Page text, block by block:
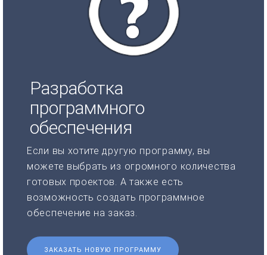
Разработка
программного
обеспечения
Если вы хотите другую программу, вы
можете выбрать из огромного количества
готовых проектов. А также есть
возможность создать программное
обеспечение на заказ.
ЗАКАЗАТЬ НОВУЮ ПРОГРАММУ